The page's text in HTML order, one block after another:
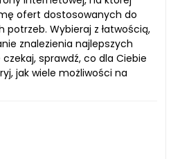
ofert dostosowanych do
potrzeb. Wybieraj z łatwością,
znalezienia najlepszych
czekaj, sprawdź, co dla Ciebie
jak wiele możliwości na